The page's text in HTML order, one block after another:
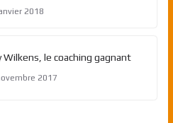
2018
Wilkens, le coaching gagnant
2017